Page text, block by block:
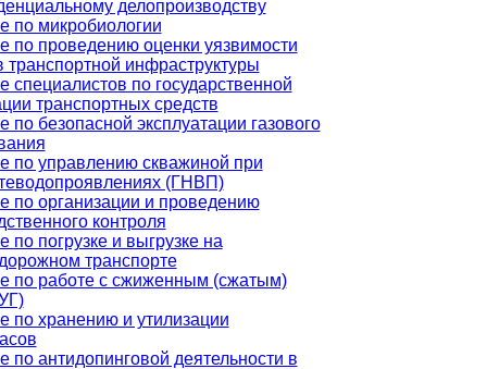
делопроизводству
по микробиологии
по проведению оценки уязвимости
транспортной инфраструктуры
специалистов по государственной
транспортных средств
по безопасной эксплуатации газового
по управлению скважиной при
(ГНВП)
по организации и проведению
контроля
по погрузке и выгрузке на
транспорте
по работе с сжиженным (сжатым)
по хранению и утилизации
по антидопинговой деятельности в